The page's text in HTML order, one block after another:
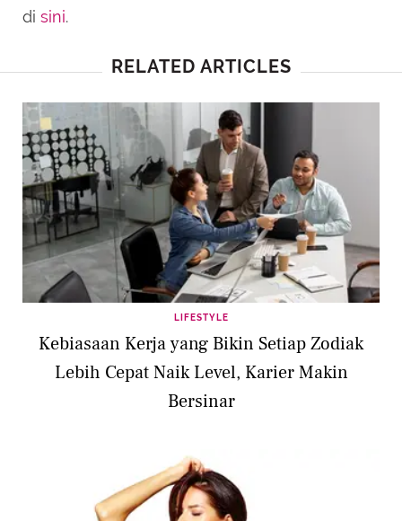
di sini.
RELATED ARTICLES
LIFESTYLE
Kebiasaan Kerja yang Bikin Setiap Zodiak
Lebih Cepat Naik Level, Karier Makin
Bersinar